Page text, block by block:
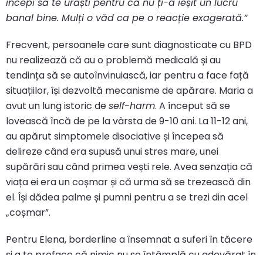
banal bine. Mulți o văd ca pe o reacție exagerată.”
Frecvent, persoanele care sunt diagnosticate cu BPD
nu realizează că au o problemă medicală și au
tendința să se autoînvinuiască, iar pentru a face față
situațiilor, își dezvoltă mecanisme de apărare. Maria a
avut un lung istoric deself-harm. A început să se
lovească încă de pe la vârsta de 9-10 ani. La 11-12 ani,
au apărut simptomele disociative și începea să
delireze când era supusă unui stres mare, unei
supărări sau când primea vești rele. Avea senzația că
viața ei era un coșmar și că urma să se trezească din
el. Își dădea palme și pumni pentru a se trezi din acel
„coșmar”.
Pentru Elena, borderline a însemnat a suferi în tăcere